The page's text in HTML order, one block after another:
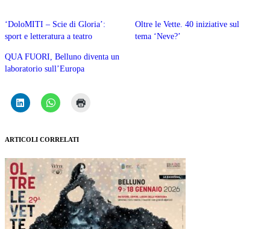
‘DoloMITI – Scie di Gloria’:
sport e letteratura a teatro
Oltre le Vette. 40 iniziative sul
tema ‘Neve?’
QUA FUORI, Belluno diventa un
laboratorio sull’Europa
ARTICOLI CORRELATI